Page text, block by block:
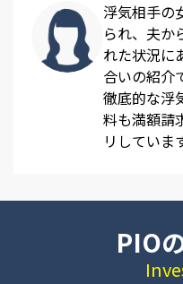
浮気相手の
られ、夫か
れた状況に
合いの紹介
徹底的な浮
料も満額請
リしていま
PIO